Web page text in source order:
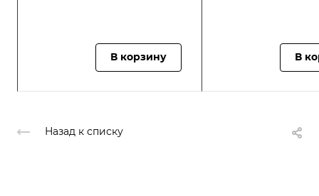
В корзину В
Назад к списку